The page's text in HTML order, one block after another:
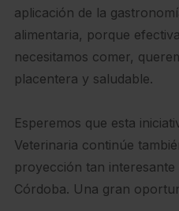
aplicación de la
alimentaria, porque
necesitamos comer,
placentera y saludable.
Esperemos que esta
Veterinaria continúe
proyección tan
Córdoba. Una gran